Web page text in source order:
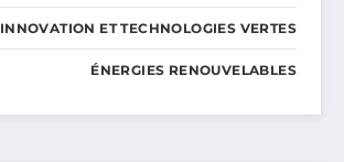
INNOVATION ET TECHNOLOGIES VERTES
ÉNERGIES RENOUVELABLES